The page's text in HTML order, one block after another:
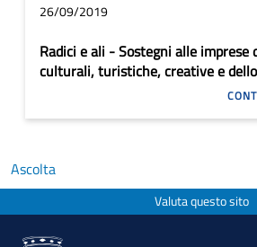
26/09/2019
Radici e ali - Sostegni alle imprese
culturali, turistiche, creative e
Ascolta
Valuta questo sito